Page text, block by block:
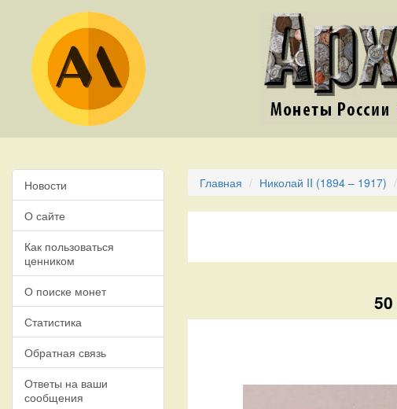
Новости
О сайте
Как пользоваться
ценником
О поиске монет
Статистика
Обратная связь
Ответы на ваши
сообщения
Главная Николай II (1894 – 1917)